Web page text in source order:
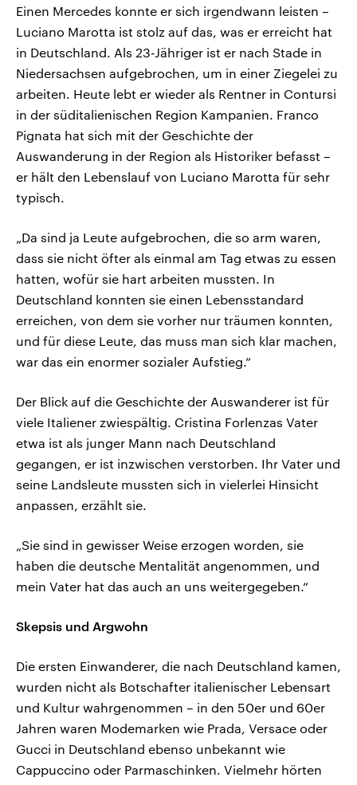
Einen Mercedes konnte er sich irgendwann leisten –
Luciano Marotta ist stolz auf das, was er erreicht hat
in Deutschland. Als 23-Jähriger ist er nach Stade in
Niedersachsen aufgebrochen, um in einer Ziegelei zu
arbeiten. Heute lebt er wieder als Rentner in Contursi
in der süditalienischen Region Kampanien. Franco
Pignata hat sich mit der Geschichte der
Auswanderung in der Region als Historiker befasst –
er hält den Lebenslauf von Luciano Marotta für sehr
typisch.
„Da sind ja Leute aufgebrochen, die so arm waren,
dass sie nicht öfter als einmal am Tag etwas zu essen
hatten, wofür sie hart arbeiten mussten. In
Deutschland konnten sie einen Lebensstandard
erreichen, von dem sie vorher nur träumen konnten,
und für diese Leute, das muss man sich klar machen,
war das ein enormer sozialer Aufstieg.“
Der Blick auf die Geschichte der Auswanderer ist für
viele Italiener zwiespältig. Cristina Forlenzas Vater
etwa ist als junger Mann nach Deutschland
gegangen, er ist inzwischen verstorben. Ihr Vater und
seine Landsleute mussten sich in vielerlei Hinsicht
anpassen, erzählt sie.
„Sie sind in gewisser Weise erzogen worden, sie
haben die deutsche Mentalität angenommen, und
mein Vater hat das auch an uns weitergegeben.“
Skepsis und Argwohn
Die ersten Einwanderer, die nach Deutschland kamen,
wurden nicht als Botschafter italienischer Lebensart
und Kultur wahrgenommen – in den 50er und 60er
Jahren waren Modemarken wie Prada, Versace oder
Gucci in Deutschland ebenso unbekannt wie
Cappuccino oder Parmaschinken. Vielmehr hörten